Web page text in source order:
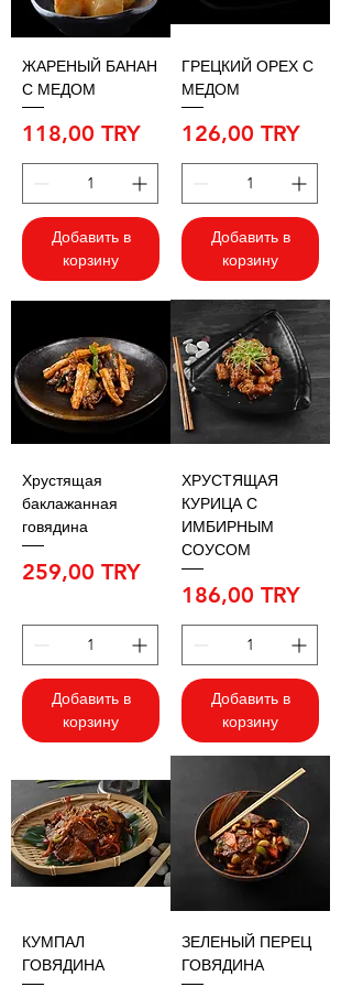
ЖАРЕНЫЙ БАНАН
С МЕДОМ
Цена
118,00 TRY
Добавить в
корзину
ГРЕЦКИЙ ОРЕХ С
МЕДОМ
Цена
126,00 TRY
Добавить в
корзину
Хрустящая
баклажанная
говядина
Цена
259,00 TRY
Добавить в
корзину
ХРУСТЯЩАЯ
КУРИЦА С
ИМБИРНЫМ
СОУСОМ
Цена
186,00 TRY
Добавить в
корзину
КУМПАЛ
ГОВЯДИНА
ЗЕЛЕНЫЙ ПЕРЕЦ
ГОВЯДИНА